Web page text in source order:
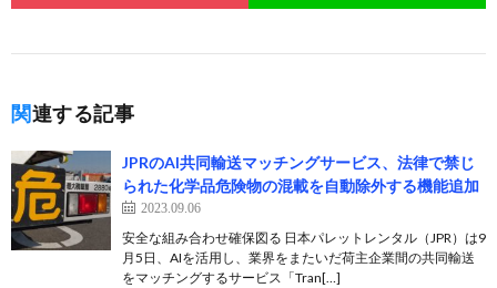
関連する記事
JPRのAI共同輸送マッチングサービス、法律で禁じ
られた化学品危険物の混載を自動除外する機能追加
2023.09.06
安全な組み合わせ確保図る 日本パレットレンタル（JPR）は9
月5日、AIを活用し、業界をまたいだ荷主企業間の共同輸送
をマッチングするサービス「Tran[…]